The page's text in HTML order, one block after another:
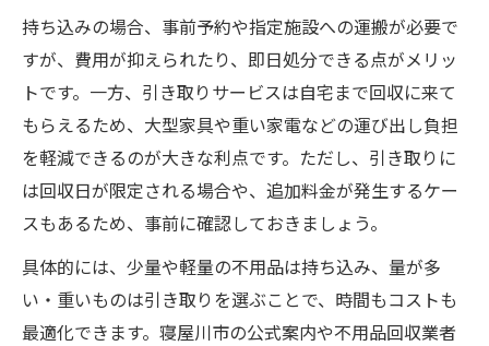
持ち込みの場合、事前予約や指定施設への運搬が必要で
すが、費用が抑えられたり、即日処分できる点がメリッ
トです。一方、引き取りサービスは自宅まで回収に来て
もらえるため、大型家具や重い家電などの運び出し負担
を軽減できるのが大きな利点です。ただし、引き取りに
は回収日が限定される場合や、追加料金が発生するケー
スもあるため、事前に確認しておきましょう。
具体的には、少量や軽量の不用品は持ち込み、量が多
い・重いものは引き取りを選ぶことで、時間もコストも
最適化できます。寝屋川市の公式案内や不用品回収業者